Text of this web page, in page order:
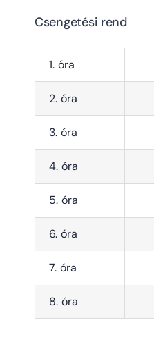
Csengetési rend
1. óra
2. óra
3. óra
4. óra
5. óra
6. óra
7. óra
8. óra